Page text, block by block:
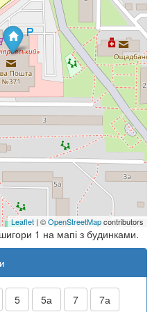
Leaflet | ©OpenStreetMapcontributors
1 на мапі з будинками.
5 5а 7 7а